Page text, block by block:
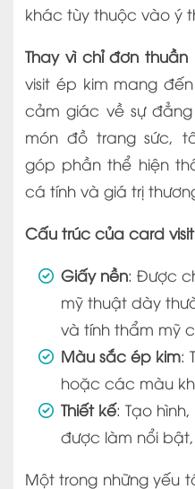
khác tùy thuộc vào ý
Thay vì chỉ đơn
visit ép kim mang
cảm giác về sự
món đồ trang sức,
góp phần thể hiện
cá tính và giá trị
Cấu trúc của card
Giấy nền: Được
mỹ thuật dày
và tính thẩm mỹ
Màu sắc ép kim:
hoặc các màu
Thiết kế: Tạo
được làm nổi
Một trong những yếu